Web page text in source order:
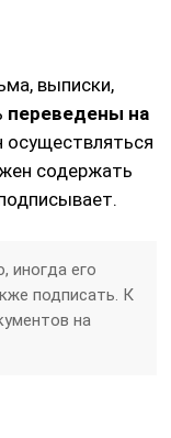
выписки,
переведены на
содержать
иногда его
подписать. К
на